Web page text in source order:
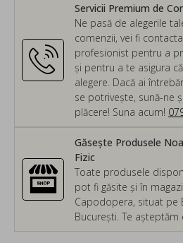
Servicii Premium de
Ne pasă de alegerile
comenzii, vei fi
profesionist pentru a
și pentru a te asigura
alegere. Dacă ai
se potrivește, sună-ne
plăcere! Suna acum!
Găsește Produsele
Fizic
Toate produsele
pot fi găsite și în
Capodopera, situat pe
București. Te așteptăm